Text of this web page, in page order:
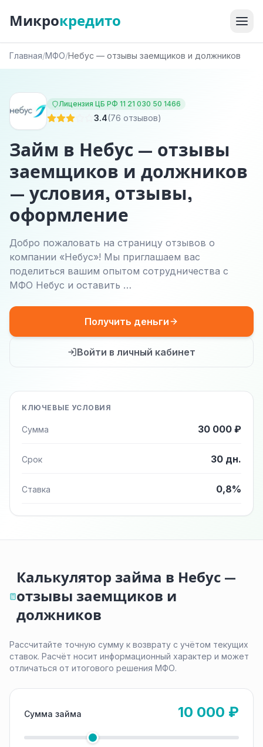
Микрокредито
Главная/МФО/Небус — отзывы заемщиков и должников
Лицензия ЦБ РФ 11 21 030 50 1466
3.4(76 отзывов)
Займ в Небус — отзывы
заемщиков и должников
— условия, отзывы,
оформление
Добро пожаловать на страницу отзывов о
компании «Небус»! Мы приглашаем вас
поделиться вашим опытом сотрудничества с
МФО Небус и оставить …
Получить деньги
Войти в личный кабинет
КЛЮЧЕВЫЕ УСЛОВИЯ
Сумма 30 000 ₽
Срок 30 дн.
Ставка 0,8%
Калькулятор займа в Небус —
отзывы заемщиков и
должников
Рассчитайте точную сумму к возврату с учётом текущих
ставок. Расчёт носит информационный характер и может
отличаться от итогового решения МФО.
Сумма займа 10 000 ₽